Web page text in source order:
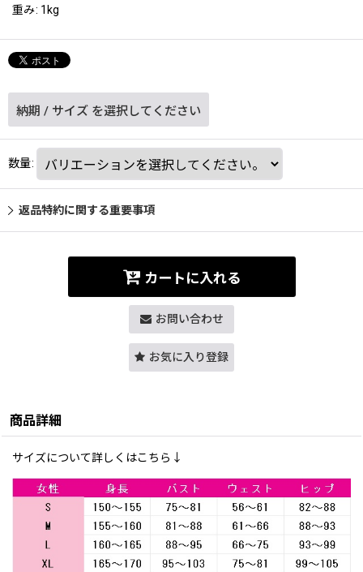
重み: 1kg
納期 / サイズ を選択してください
数量:
返品特約に関する重要事項
カートに入れる
お問い合わせ
お気に入り登録
商品詳細
サイズについて詳しくはこちら↓